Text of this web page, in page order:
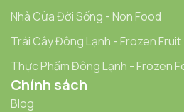
Nhà Cửa Đời Sống - Non Food
Trái Cây Đông Lạnh - Frozen Fruit
Thực Phẩm Đông Lạnh - Frozen
Chính sách
Blog